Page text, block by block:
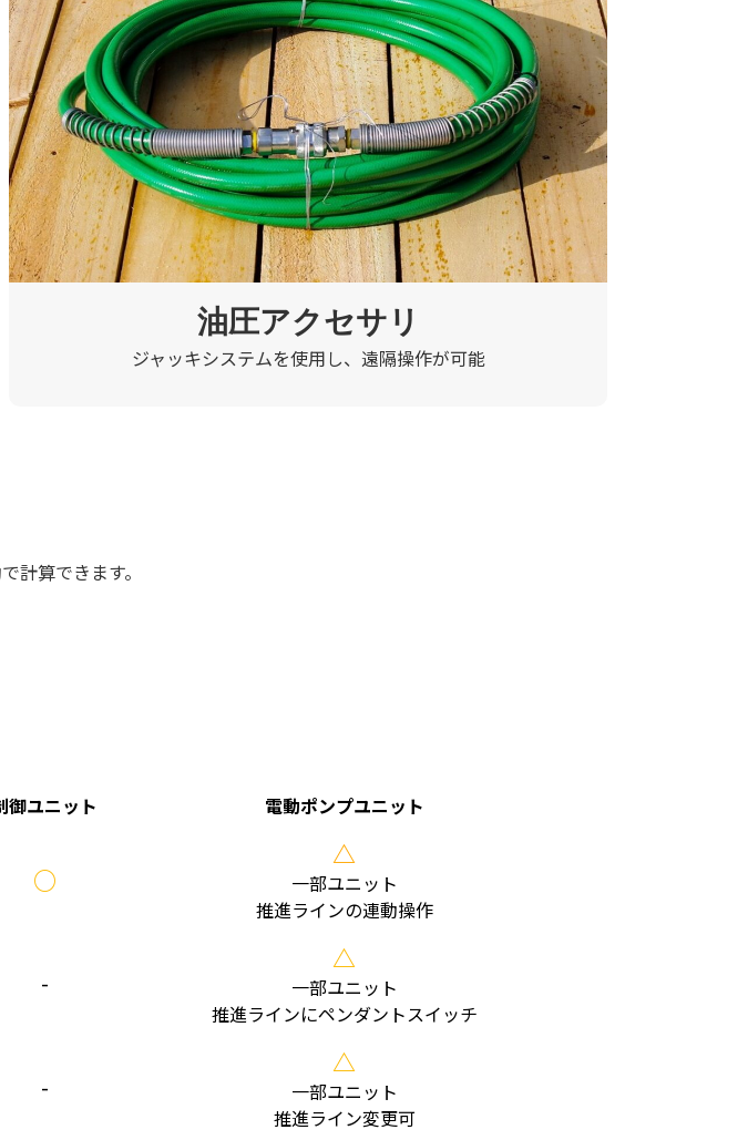
油圧アクセサリ
ジャッキシステムを使用し、遠隔操作が可能
計算できます。
御ユニット 電動ポンプユニット
○
△
一部ユニット
推進ラインの連動操作
-
△
一部ユニット
推進ラインにペンダントスイッチ
-
△
一部ユニット
推進ライン変更可